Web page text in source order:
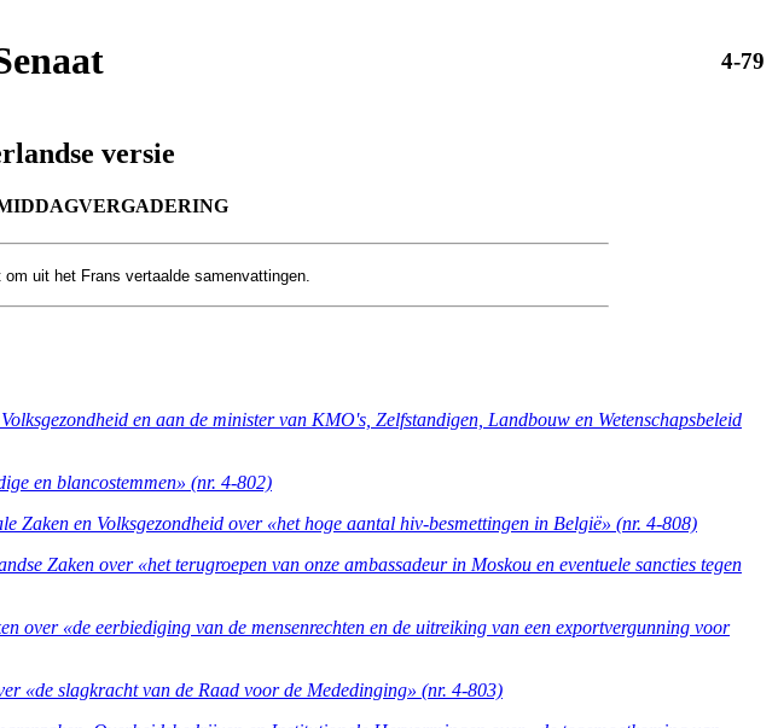
4-79
versie
uit het Frans vertaalde samenvattingen.
en aan de minister van KMO's, Zelfstandigen, Landbouw en Wetenschapsbeleid
en blancostemmen» (nr. 4-802)
en Volksgezondheid over «het hoge aantal hiv-besmettingen in België» (nr. 4-808)
Zaken over «het terugroepen van onze ambassadeur in Moskou en eventuele sancties tegen
over «de eerbiediging van de mensenrechten en de uitreiking van een exportvergunning voor
«de slagkracht van de Raad voor de Mededinging» (nr. 4-803)